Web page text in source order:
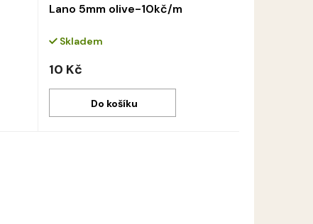
Lano 5mm olive-10kč/m
Skladem
10 Kč
Do košíku